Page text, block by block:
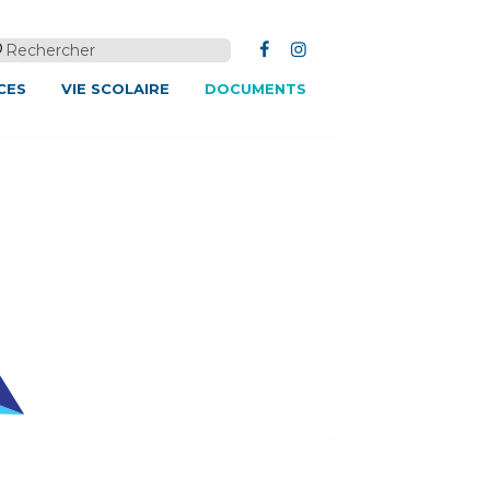
FACEBOOK
INSTAGRAM
VIE SCOLAIRE DOCUMENTS